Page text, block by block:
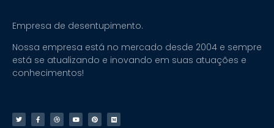
Empresa de desentupimento.
Nossa empresa está no mercado desde 2004 e sempre
está se atualizando e inovando em suas atuações e
conhecimentos!